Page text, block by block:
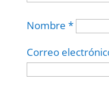
Nombre *
Correo